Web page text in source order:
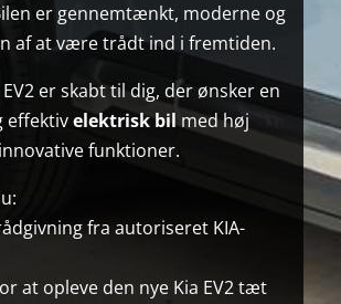
er gennemtænkt, moderne og
af at være trådt ind i fremtiden.
er skabt til dig, der ønsker en
effektivelektrisk bilmed høj
funktioner.
fra autoriseret KIA-
at opleve den nye Kia EV2 tæt